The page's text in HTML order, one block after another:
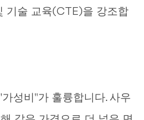
기술 교육(CTE)을 강조합
성비"가 훌륭합니다. 사우